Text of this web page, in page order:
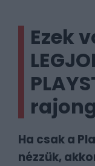
Ezek
Ha csak a
nézzük,